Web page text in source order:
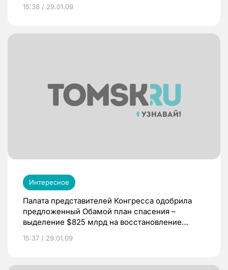
15:38 / 29.01.09
Интересное
Палата представителей Конгресса одобрила
предложенный Обамой план спасения –
выделение $825 млрд на восстановление
распределились в соотношении 224 к 118. План
все республиканцы голосовали против,
15:37 / 29.01.09